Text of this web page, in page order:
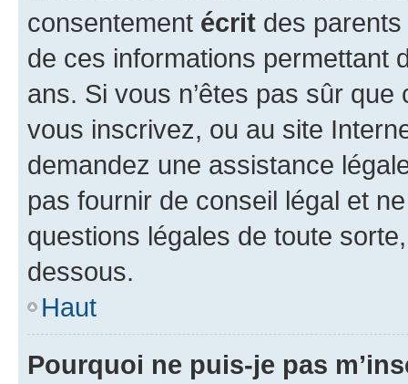
consentement écrit des parents
de ces informations permettant
ans. Si vous n’êtes pas sûr
vous inscrivez, ou au site
demandez une assistance
pas fournir de conseil légal et
questions légales de toute
dessous.
Haut
Pourquoi ne puis-je pas